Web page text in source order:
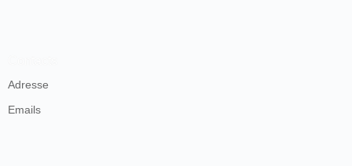
Adresse
Emails